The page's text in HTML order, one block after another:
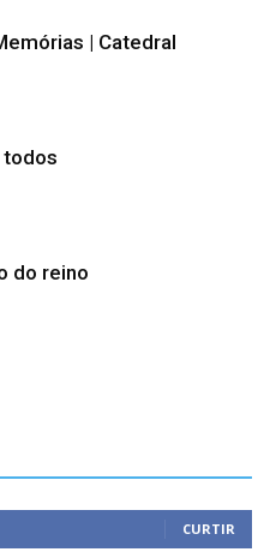
| Catedral
todos
do reino
CURTIR